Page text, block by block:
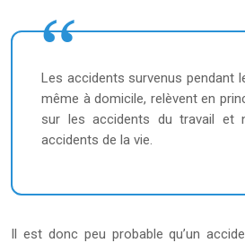
Les accidents survenus pendant
même à domicile, relèvent en
sur les accidents du travail et
accidents de la vie.
Il est donc peu probable qu’un